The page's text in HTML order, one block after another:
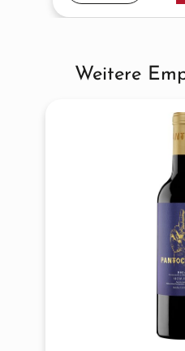
Produktgalerie
Weitere